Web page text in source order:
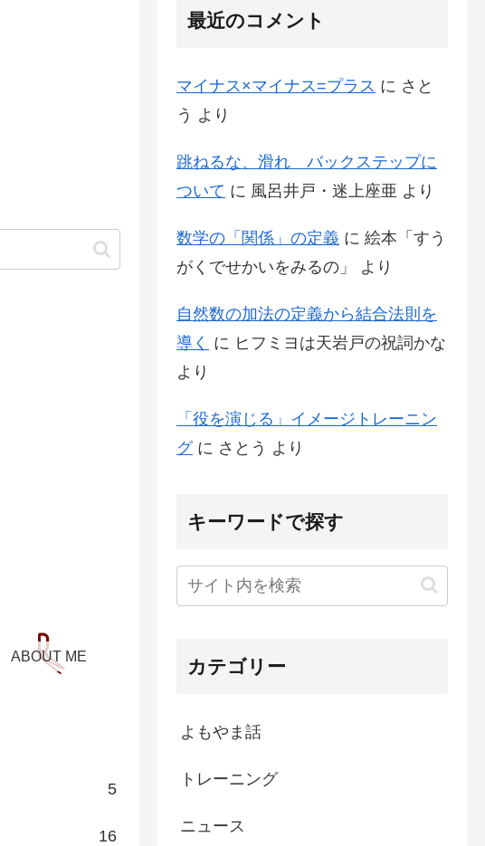
ABOUT ME
5
16
最近のコメント
マイナス×マイナス=プラス に さと
う より
跳ねるな、滑れ バックステップに
ついて に 風呂井戸・迷上座亜 より
数学の「関係」の定義 に 絵本「すう
がくでせかいをみるの」
より
自然数の加法の定義から結合法則を
導く に ヒフミヨは天岩戸の祝詞かな
より
「役を演じる」イメージトレーニン
グに さとう より
キーワードで探す
カテゴリー
よもやま話
トレーニング
ニュース